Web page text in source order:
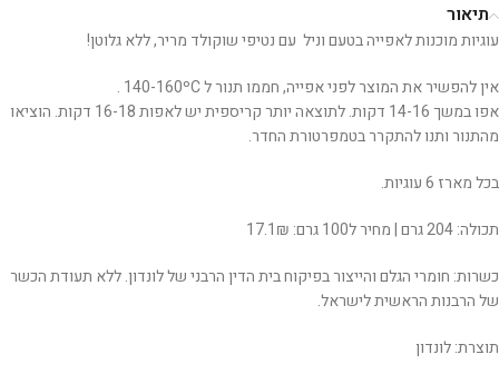
תיאור
עוגיות מוכנות לאפייה בטעם וניל עם נטיפי שוקולד מריר, ללא גלוטן!
אין להפשיר את המוצר לפני אפייה, חממו תנור ל 140-160ºC .
אפו במשך 14-16 דקות. לתוצאה יותר קריספית יש לאפות 16-18 דקות. הוציאו
מהתנור ותנו להתקרר בטמפרטורת החדר.
בכל מארז 6 עוגיות.
תכולה: 204 גרם | מחיר ל100 גרם: 17.1₪
כשרות: חומרי הגלם והייצור בפיקוח בית הדין הרבני של לונדון. ללא תעודת הכשר
של הרבנות הראשית לישראל.
תוצרת: לונדון